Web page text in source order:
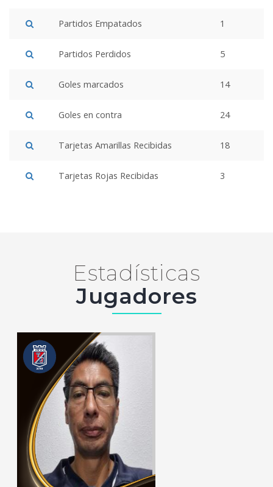
Partidos Empatados 1
Partidos Perdidos 5
Goles marcados 14
Goles en contra 24
Tarjetas Amarillas Recibidas 18
Tarjetas Rojas Recibidas 3
Estadísticas
Jugadores